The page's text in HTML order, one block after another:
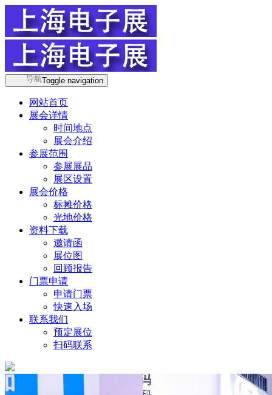
导航Toggle navigation
网站首页
展会详情
时间地点
展会介绍
参展范围
参展展品
展区设置
展会价格
标摊价格
光地价格
资料下载
邀请函
展位图
回顾报告
门票申请
申请门票
快速入场
联系我们
预定展位
扫码联系